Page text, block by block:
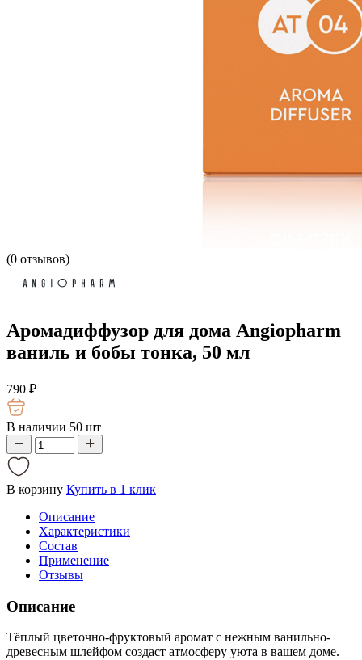
(0 отзывов)
Аромадиффузор для дома Angiopharm
ваниль и бобы тонка, 50 мл
790 ₽
В наличии 50 шт
В корзину Купить в 1 клик
Описание
Характеристики
Состав
Применение
Отзывы
Описание
Тёплый цветочно-фруктовый аромат с нежным ванильно-
древесным шлейфом создаст атмосферу уюта в вашем доме.